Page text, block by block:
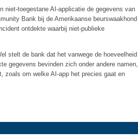
niet-toegestane AI-applicatie de gegevens van
Bank bij de Amerikaanse beurswaakhond
ontdekte waarbij niet-publieke
stelt de bank dat het vanwege de hoeveelheid
gegevens bevinden zich onder andere namen,
zoals om welke AI-app het precies gaat en